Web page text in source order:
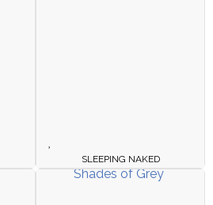
SLEEPING NAKED